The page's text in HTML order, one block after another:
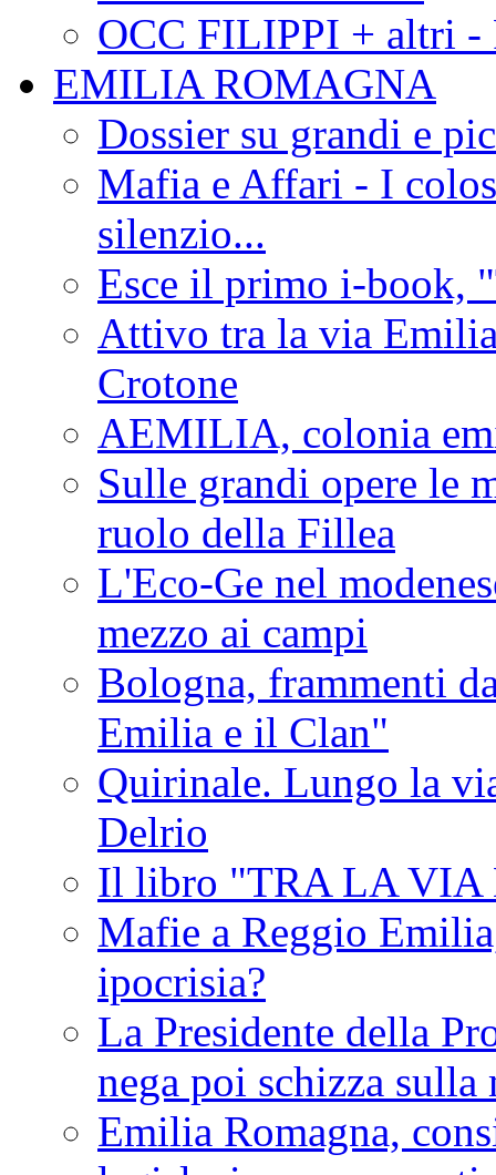
OCC FILIPPI + altri -
EMILIA ROMAGNA
Dossier su grandi e
Mafia e Affari - I
silenzio...
Esce il primo i-book,
Attivo tra la via
Crotone
AEMILIA, colonia
Sulle grandi opere le
ruolo della Fillea
L'Eco-Ge nel
mezzo ai campi
Bologna, frammenti
Emilia e il Clan"
Quirinale. Lungo la
Delrio
Il libro "TRA LA
Mafie a Reggio
ipocrisia?
La Presidente della
nega poi schizza sulla
Emilia Romagna,